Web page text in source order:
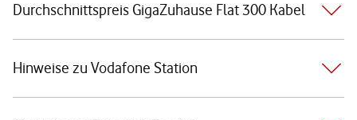
Durchschnittspreis GigaZuhause Flat 300 Kabel
Hinweise zu Vodafone Station